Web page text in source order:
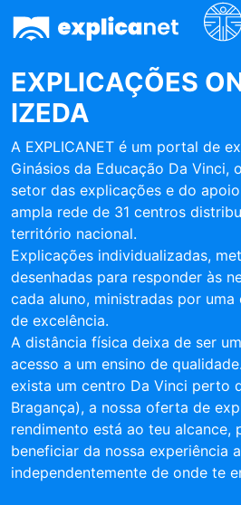
EXPLICAÇÕES
IZEDA
A EXPLICANET é um portal de
Ginásios da Educação Da Vinci,
setor das explicações e do
ampla rede de 31 centros
território nacional.
Explicações individualizadas,
desenhadas para responder às
cada aluno, ministradas por
de excelência.
A distância física deixa de ser
acesso a um ensino de
exista um centro Da Vinci perto
Bragança), a nossa oferta de
rendimento está ao teu alcance,
beneficiar da nossa experiência
independentemente de onde te